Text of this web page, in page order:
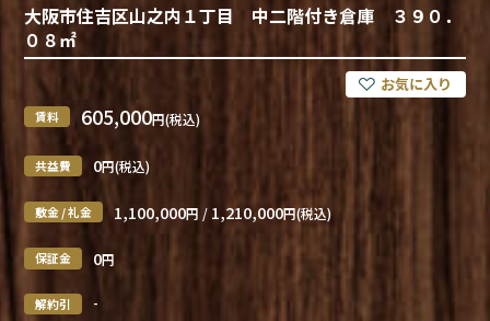
大阪市住吉区山之内１丁目 中二階付き倉庫 ３９０．
０８㎡
賃料 605,000円(税込)
共益費 0円(税込)
敷金 / 礼金 1,100,000円 / 1,210,000円(税込)
保証金 0円
解約引 -